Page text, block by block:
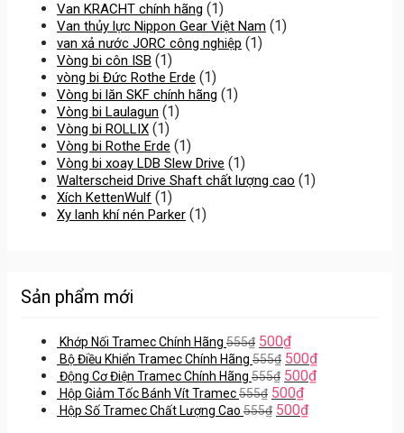
Van KRACHT chính hãng (1)
Van thủy lực Nippon Gear Việt Nam (1)
van xả nước JORC công nghiệp (1)
Vòng bi côn ISB (1)
vòng bi Đức Rothe Erde (1)
Vòng bi lăn SKF chính hãng (1)
Vòng bi Laulagun (1)
Vòng bi ROLLIX (1)
Vòng bi Rothe Erde (1)
Vòng bi xoay LDB Slew Drive (1)
Walterscheid Drive Shaft chất lượng cao (1)
Xích KettenWulf (1)
Xy lanh khí nén Parker (1)
Sản phẩm mới
Khớp Nối Tramec Chính Hãng 555₫ 500₫
Bộ Điều Khiển Tramec Chính Hãng 555₫ 500₫
Động Cơ Điện Tramec Chính Hãng 555₫ 500₫
Hộp Giảm Tốc Bánh Vít Tramec555₫ 500₫
Hộp Số Tramec Chất Lượng Cao 555₫ 500₫